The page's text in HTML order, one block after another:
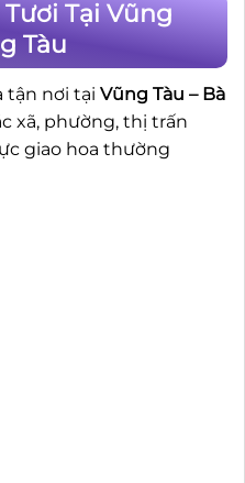
Tại Vũng
Tàu
tận nơi tại Vũng Tàu – Bà
xã, phường, thị trấn
giao hoa thường